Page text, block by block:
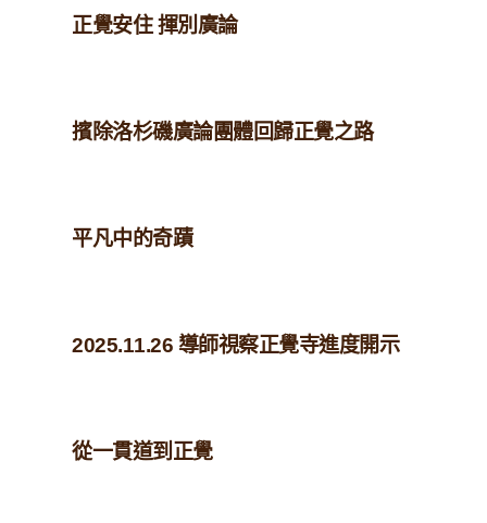
正覺安住 揮別廣論
擯除洛杉磯廣論團體回歸正覺之路
平凡中的奇蹟
2025.11.26 導師視察正覺寺進度開示
從一貫道到正覺